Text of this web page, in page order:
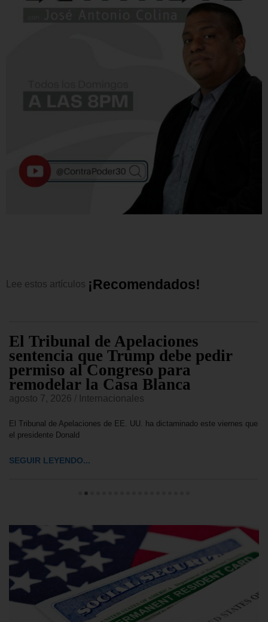
Lee estos artículos ¡Recomendados!
El Tribunal de Apelaciones
sentencia que Trump debe pedir
permiso al Congreso para
remodelar la Casa Blanca
agosto 7, 2026 Internacionales
El Tribunal de Apelaciones de EE. UU. ha dictaminado este viernes que
el presidente Donald
SEGUIR LEYENDO...